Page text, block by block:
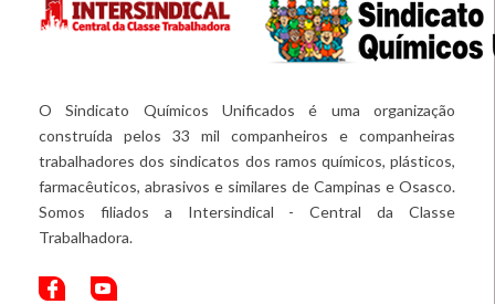
O Sindicato Químicos Unificados é uma organização
construída pelos 33 mil companheiros e companheiras
trabalhadores dos sindicatos dos ramos químicos, plásticos,
farmacêuticos, abrasivos e similares de Campinas e Osasco.
Somos filiados a Intersindical - Central da Classe
Trabalhadora.